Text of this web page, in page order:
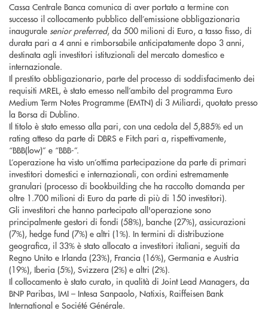
Cassa Centrale Banca comunica di aver portato a termine con
successo il collocamento pubblico dell’emissione obbligazionaria
inaugurale senior preferred, da 500 milioni di Euro, a tasso fisso, di
durata pari a 4 anni e rimborsabile anticipatamente dopo 3 anni,
destinata agli investitori istituzionali del mercato domestico e
internazionale.
Il prestito obbligazionario, parte del processo di soddisfacimento dei
requisiti MREL, è stato emesso nell’ambito del programma Euro
Medium Term Notes Programme (EMTN) di 3 Miliardi, quotato presso
la Borsa di Dublino.
Il titolo è stato emesso alla pari, con una cedola del 5,885% ed un
rating atteso da parte di DBRS e Fitch pari a, rispettivamente,
“BBB(low)” e “BBB-”.
L’operazione ha visto un’ottima partecipazione da parte di primari
investitori domestici e internazionali, con ordini estremamente
granulari (processo di bookbuilding che ha raccolto domanda per
oltre 1.700 milioni di Euro da parte di più di 150 investitori).
Gli investitori che hanno partecipato all'operazione sono
principalmente gestori di fondi (58%), banche (27%), assicurazioni
(7%), hedge fund (7%) e altri (1%). In termini di distribuzione
geografica, il 33% è stato allocato a investitori italiani, seguiti da
Regno Unito e Irlanda (23%), Francia (16%), Germania e Austria
(19%), Iberia (5%), Svizzera (2%) e altri (2%).
Il collocamento è stato curato, in qualità di Joint Lead Managers, da
BNP Paribas, IMI – Intesa Sanpaolo, Natixis, Raiffeisen Bank
International e Société Générale.